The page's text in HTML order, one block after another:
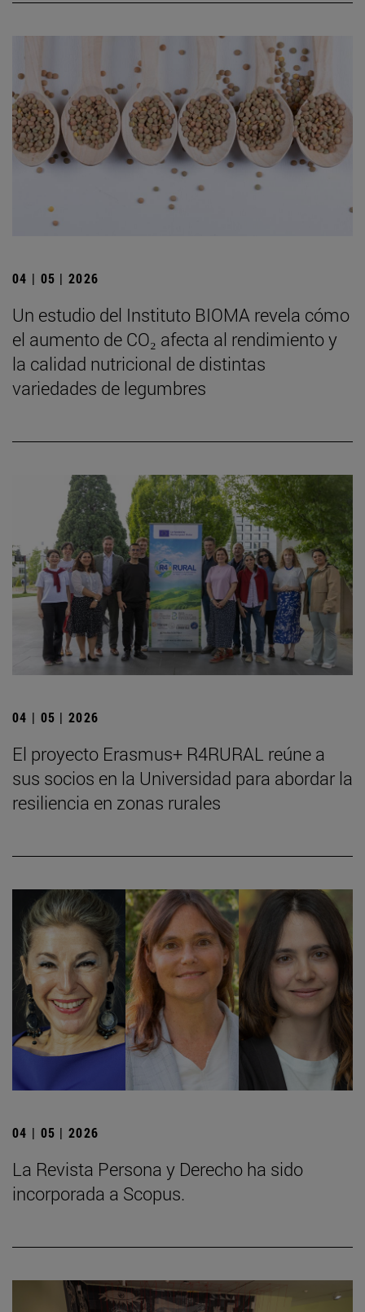
04 | 05 | 2026
Un estudio del Instituto BIOMA revela cómo
el aumento de CO₂ afecta al rendimiento y
la calidad nutricional de distintas
variedades de legumbres
04 | 05 | 2026
El proyecto Erasmus+ R4RURAL reúne a
sus socios en la Universidad para abordar la
resiliencia en zonas rurales
04 | 05 | 2026
La Revista Persona y Derecho ha sido
incorporada a Scopus.